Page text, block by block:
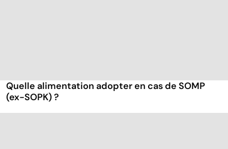
Quelle alimentation adopter en cas de SOMP
(ex-SOPK) ?